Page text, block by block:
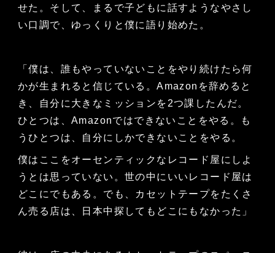
せた。そして、まるで子どもに話すようなやさし
い口調で、ゆっくりと僕に語り始めた。
「僕は、誰もやっていないことをやり続けたら何
かが生まれると信じている。Amazonを辞めると
き、自分に大きなミッションを2つ課したんだ。
ひとつは、Amazonではできないことをやる。も
うひとつは、自分にしかできないことをやる。
僕はここをオーセンティックなレコード屋にしよ
うとは思っていない。世の中にいいレコード屋は
どこにでもある。でも、カセットテープをたくさ
ん売る店は、日本中探してもどこにもなかった」